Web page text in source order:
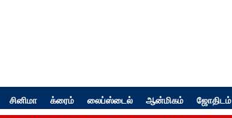
சினிமா க்ரைம் லைப்ஸ்டைல் ஆன்மிகம் ஜோதிடம்